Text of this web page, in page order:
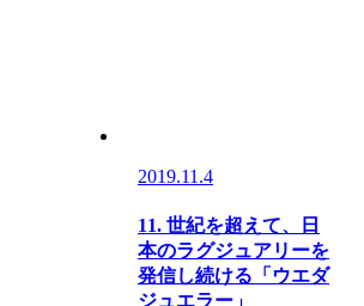
2019.11.4
11. 世紀を超えて、日
本のラグジュアリーを
発信し続ける「ウエダ
ジュエラー」